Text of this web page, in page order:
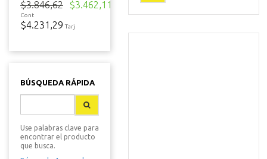
$3.846,62 $3.462,11
Cont
$4.231,29 Tarj
BÚSQUEDA RÁPIDA
Use palabras clave para
encontrar el producto
que busca.